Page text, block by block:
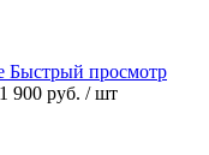
Быстрый просмотр
900 руб. / шт